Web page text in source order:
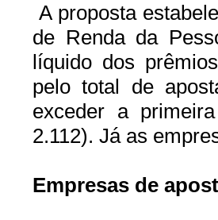
A proposta
de Renda da
líquido dos
pelo total de
exceder a
2.112). Já as
Empresas de